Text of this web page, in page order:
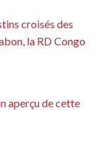
croisés des
la RD Congo
aperçu de cette